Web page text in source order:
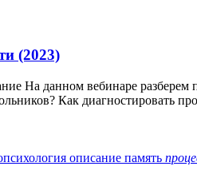
(2023)
На данном вебинаре разберем
Как диагностировать
описание память